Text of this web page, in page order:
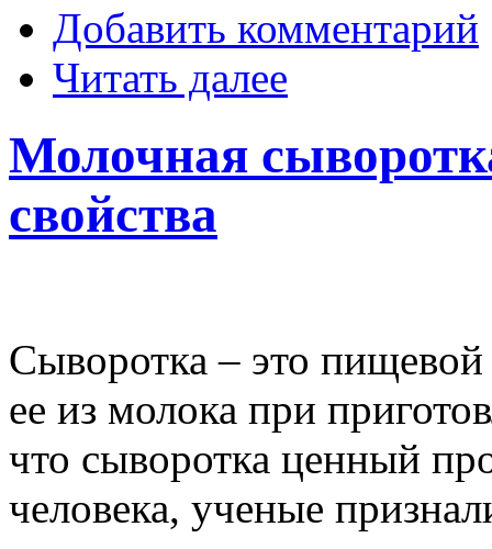
Добавить комментарий
Читать далее
Молочная
свойства
Сыворотка – это
ее из молока при
что сыворотка ценный
человека, ученые